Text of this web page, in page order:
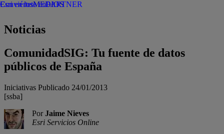
Noticias
ComunidadSIG: Tu fuente de datos
públicos de España
Iniciativas Publicado 24/01/2013
[ssba]
Por Jaime Nieves
Esri Servicios Online
Esri en losMEDIOS
Conviértete enPARTNER